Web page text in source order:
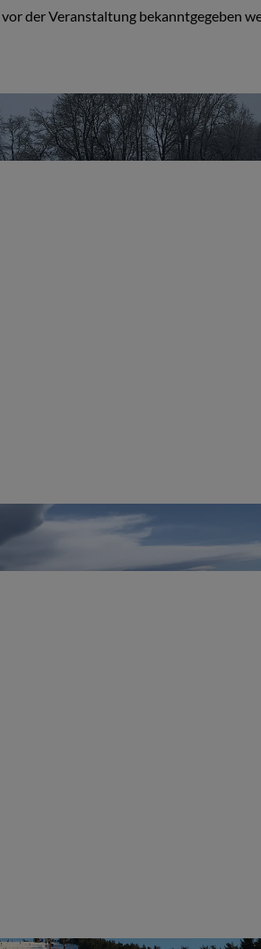
der Veranstaltung bekanntgegeben